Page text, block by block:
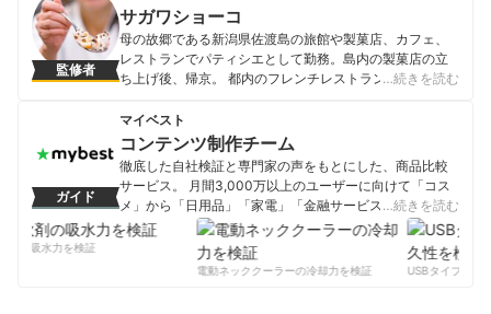
監修者
サガワショーコ
母の故郷である新潟県佐渡島の旅館や製菓店、カフェ、
レストランでパティシエとして勤務。島内の製菓店の立
ち上げ後、帰京。 都内のフレンチレストランSincereパテ
からインターネットやリアル店舗と境無く日々活動中。
サガワショーコのプロフィール
…続きを読む
ガイド
マイベスト
コンテンツ制作チーム
徹底した自社検証と専門家の声をもとにした、商品比較
サービス。 月間3,000万以上のユーザーに向けて「コス
メ」から「日用品」「家電」「金融サービス」まで、ベ
ストな商品を選んでもらうために、毎日コンテンツを制
コンテンツ制作チームのプロフィール
…続きを読む
の吸水力を検証
電動ネッククーラーの冷却力を検証
USBタイプCケー